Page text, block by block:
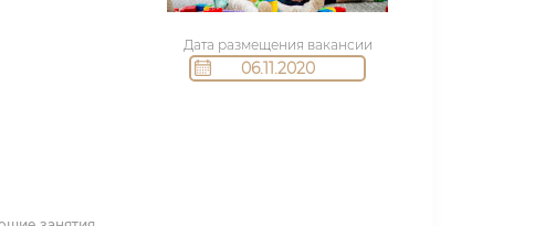
Дата размещения вакансии
06.11.2020